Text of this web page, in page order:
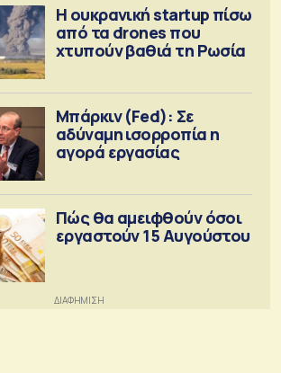
Η ουκρανική startup πίσω
από τα drones που
χτυπούν βαθιά τη Ρωσία
Μπάρκιν (Fed): Σε
αδύναμη ισορροπία η
αγορά εργασίας
Πώς θα αμειφθούν όσοι
εργαστούν 15 Αυγούστου